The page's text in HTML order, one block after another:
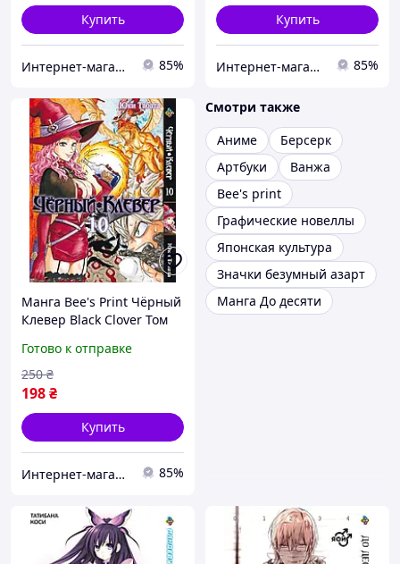
Купить
Интернет-магазин "Tik-tak" 85%
Купить
Интернет-магазин "Tik-tak" 85%
Манга Bee's Print Чёрный
Клевер Black Clover Том
Готово к отправке
198₴
250 ₴
Купить
Интернет-магазин "Tik-tak" 85%
Смотри также
Аниме
Берсерк
Артбуки
Ванжа
Bee's print
Графические новеллы
Японская культура
Значки безумный азарт
Манга До десяти